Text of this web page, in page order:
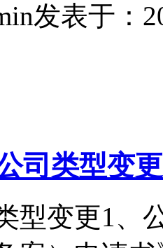
发表于：
司类型变
型变更1、